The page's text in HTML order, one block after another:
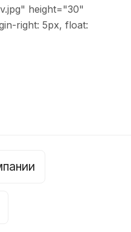
height="30"
right: 5px, float: